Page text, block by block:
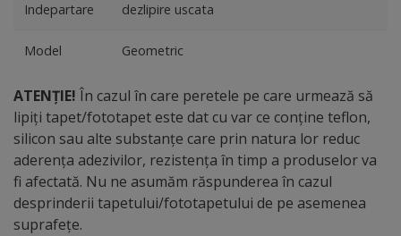
Indepartare dezlipire uscata
Model Geometric
ATENȚIE! În cazul în care peretele pe care urmează să
lipiți tapet/fototapet este dat cu var ce conține teflon,
silicon sau alte substanțe care prin natura lor reduc
aderența adezivilor, rezistența în timp a produselor va
fi afectată. Nu ne asumăm răspunderea în cazul
desprinderii tapetului/fototapetului de pe asemenea
suprafețe.